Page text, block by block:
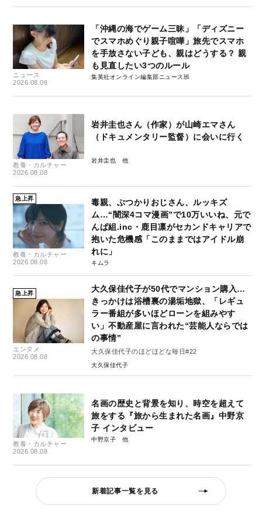
ニュース
2026.08.08
「沖縄の海でゲーム三昧」「ディズニー
でスマホめぐり親子喧嘩」旅先でスマホ
を手放さない子ども、親はどうする？ 親
も見直したい3つのルール
集英社オンライン編集部ニュース班
教養・カルチャー
2026.08.08
岩井圭也さん（作家）が山崎エマさん
（ドキュメンタリー監督）に会いに行く
岩井圭也
急上昇
教養・カルチャー
2026.08.08
毒親、ぶつかりおじさん、ルッキズ
ム…“闇深4コマ漫画”で10万いいね、元で
んぱ組.inc・鹿目凛がセカンドキャリアで
抱いた危機感「このままではアイドル崩
れに」
キムラ
急上昇
エンタメ
2026.08.08
大久保佳代子が50代でマンション購入…
きっかけは浴槽裏の湯垢地獄、「レギュ
ラー番組が多いほどローンを組みやす
い」不動産屋に言われた“芸能人ならでは
の事情”
大久保佳代子のほどほどな毎日#22
大久保佳代子
教養・カルチャー
2026.08.08
名画の歴史と背景を知り、時空を超えて
旅をする『旅から生まれた名画』中野京
子 インタビュー
中野京子
新着記事一覧を見る